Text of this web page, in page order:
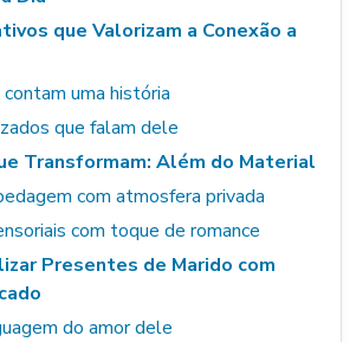
que Valorizam a Conexão a
uma história
que falam dele
Transformam: Além do Material
com atmosfera privada
com toque de romance
Presentes de Marido com
do amor dele